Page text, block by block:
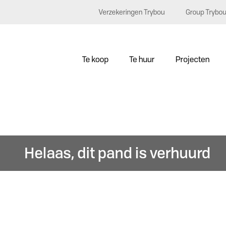
Verzekeringen Trybou Group Trybou
Te koop Te huur Projecten
Helaas, dit pand is verhuurd